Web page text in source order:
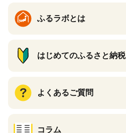
ふるラボとは
はじめてのふるさと納税
よくあるご質問
コラム